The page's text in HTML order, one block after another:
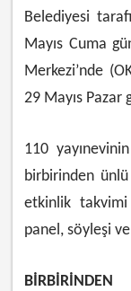
Belediyesi
Mayıs Cuma
Merkezi’nde
29 Mayıs Pazar
110
birbirinden
etkinlik takvimi
panel, söyleşi
BİRBİRİNDEN